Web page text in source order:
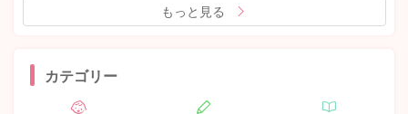
もっと見る
カテゴリー